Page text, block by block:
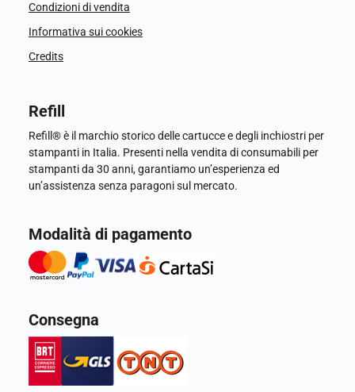
Condizioni di vendita
Informativa sui cookies
Credits
Refill
Refill® è il marchio storico delle cartucce e degli inchiostri per
stampanti in Italia. Presenti nella vendita di consumabili per
stampanti da 30 anni, garantiamo un’esperienza ed
un’assistenza senza paragoni sul mercato.
Modalità di pagamento
Consegna